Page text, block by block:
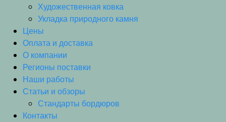
Художественная ковка
Укладка природного камня
Цены
Оплата и доставка
О компании
Регионы поставки
Наши работы
Статьи и обзоры
Стандарты бордюров
Контакты